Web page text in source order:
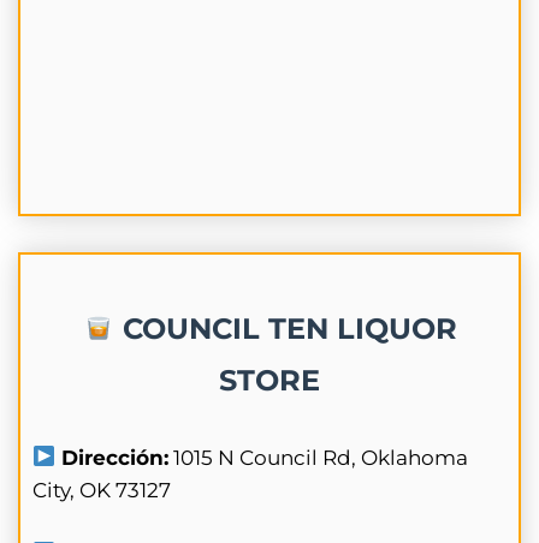
COUNCIL TEN LIQUOR
STORE
Dirección: 1015 N Council Rd, Oklahoma
City, OK 73127